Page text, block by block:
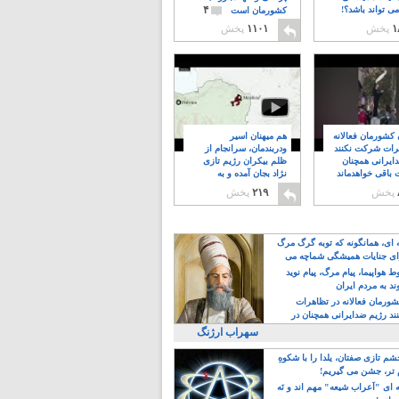
کشورمان است
۴
۱۱۰۱ پخش
تواند باشد؟!
پخش
هم میهنان اسیر
ودربندمان، سرانجام از
ظلم بیکران رژیم تازی
نژاد بجان آمده و به
۲۱۹ پخش
کشورمان فعالانه
شرکت نکنند
همچنان
باقی خواهدماند
پخش
ای، همانگونه که توبه گرگ مرگ
جنایات همیشگی شماچه می
هواپیما، پیام مرگ، پیام نوید
به مردم ایران
فعالانه در تظاهرات
رژیم ضدایرانی همچنان در
خواهدماند
سهراب ارژنگ
تازی صفتان، یلدا را با شکوهِ
تر، جشن می گیریم!
ای "اَعراب شیعه" مهم اند و نَه